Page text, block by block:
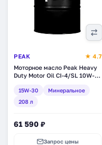
PEAK
★ 4.7
Моторное масло Peak Heavy
Duty Motor Oil CI-4/SL 10W-
(7020112)
15W-30
Минеральное
208 л
61 590 ₽
Запрос цены